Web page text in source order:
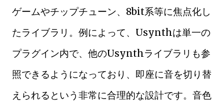
ゲームやチップチューン、8bit系等に焦点化し
たライブラリ。例によって、Usynthは単一の
プラグイン内で、他のUsynthライブラリも参
照できるようになっており、即座に音を切り替
えられるという非常に合理的な設計です。音色